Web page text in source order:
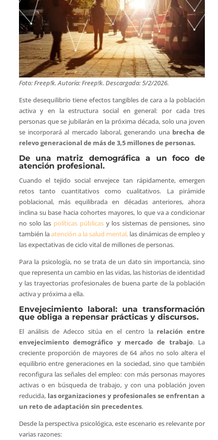
Foto: Freep!k. Autoría: Freep!k. Descargada: 5/2/2026.
Este desequilibrio tiene efectos tangibles de cara a la población
activa y en la estructura social en general: por cada tres
personas que se jubilarán en la próxima década, solo una joven
se incorporará al mercado laboral, generando una brecha de
relevo generacional de más de 3,5 millones de personas.
De una matriz demográfica a un foco de
atención profesional.
Cuando el tejido social envejece tan rápidamente, emergen
retos tanto cuantitativos como cualitativos. La pirámide
poblacional, más equilibrada en décadas anteriores, ahora
inclina su base hacia cohortes mayores, lo que va a condicionar
no solo las políticas públicasy los sistemas de pensiones, sino
también laatención a la salud mental, las dinámicas de empleo y
las expectativas de ciclo vital de millones de personas.
Para la psicología, no se trata de un dato sin importancia, sino
que representa un cambio en las vidas, las historias de identidad
y las trayectorias profesionales de buena parte de la población
activa y próxima a ella.
Envejecimiento laboral: una transformación
que obliga a repensar prácticas y discursos.
El análisis de Adecco sitúa en el centro la relación entre
envejecimiento demográfico y mercado de trabajo. La
creciente proporción de mayores de 64 años no solo altera el
equilibrio entre generaciones en la sociedad, sino que también
reconfigura las señales del empleo: con más personas mayores
activas o en búsqueda de trabajo, y con una población joven
reducida, las organizaciones y profesionales se enfrentan a
un reto de adaptación sin precedentes.
Desde la perspectiva psicológica, este escenario es relevante por
varias razones: